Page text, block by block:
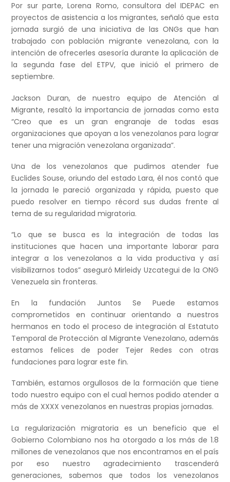
Por sur parte, Lorena Romo, consultora del IDEPAC en
proyectos de asistencia a los migrantes, señaló que esta
jornada surgió de una iniciativa de las ONGs que han
trabajado con población migrante venezolana, con la
intención de ofrecerles asesoría durante la aplicación de
la segunda fase del ETPV, que inició el primero de
septiembre.
Jackson Duran, de nuestro equipo de Atención al
Migrante, resaltó la importancia de jornadas como esta
“Creo que es un gran engranaje de todas esas
organizaciones que apoyan a los venezolanos para lograr
tener una migración venezolana organizada”.
Una de los venezolanos que pudimos atender fue
Euclides Souse, oriundo del estado Lara, él nos contó que
la jornada le pareció organizada y rápida, puesto que
puedo resolver en tiempo récord sus dudas frente al
tema de su regularidad migratoria.
“Lo que se busca es la integración de todas las
instituciones que hacen una importante laborar para
integrar a los venezolanos a la vida productiva y así
visibilizarnos todos” aseguró Mirleidy Uzcategui de la ONG
Venezuela sin fronteras.
En la fundación Juntos Se Puede estamos
comprometidos en continuar orientando a nuestros
hermanos en todo el proceso de integración al Estatuto
Temporal de Protección al Migrante Venezolano, además
estamos felices de poder Tejer Redes con otras
fundaciones para lograr este fin.
También, estamos orgullosos de la formación que tiene
todo nuestro equipo con el cual hemos podido atender a
más de XXXX venezolanos en nuestras propias jornadas.
La regularización migratoria es un beneficio que el
Gobierno Colombiano nos ha otorgado a los más de 1.8
millones de venezolanos que nos encontramos en el país
por eso nuestro agradecimiento trascenderá
generaciones, sabemos que todos los venezolanos